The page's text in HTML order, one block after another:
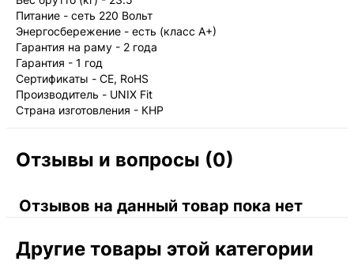
Питание - сеть 220 Вольт
Энергосбережение - есть (класс А+)
Гарантия на раму - 2 года
Гарантия - 1 год
Сертификаты - CE, RoHS
Производитель - UNIX Fit
Страна изготовления - КНР
Отзывы и вопросы (0)
Отзывов на данный товар пока нет
Другие товары этой категории